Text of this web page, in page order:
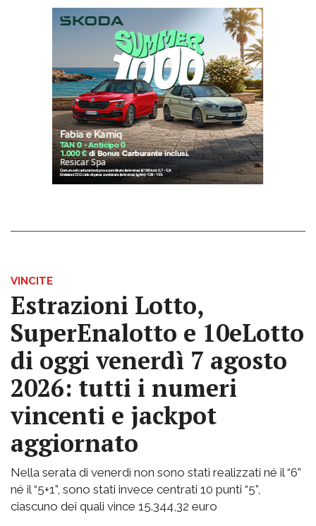
VINCITE
Estrazioni Lotto,
SuperEnalotto e 10eLotto
di oggi venerdì 7 agosto
2026: tutti i numeri
vincenti e jackpot
aggiornato
Nella serata di venerdì non sono stati realizzati né il “6”
né il “5+1”, sono stati invece centrati 10 punti “5”,
ciascuno dei quali vince 15.344,32 euro